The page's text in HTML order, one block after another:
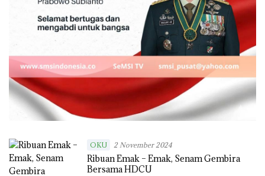
OKU 2 November 2024
Ribuan Emak – Emak, Senam Gembira
Bersama HDCU